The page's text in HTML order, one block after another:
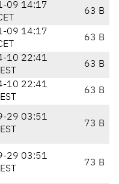
09 14:17
63 B
09 14:17
63 B
10 22:41
63 B
10 22:41
63 B
29 03:51
73 B
29 03:51
73 B